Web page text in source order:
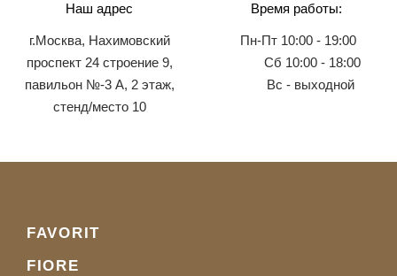
Наш адрес
г.Москва, Нахимовский
проспект 24 строение 9,
павильон №-3 А, 2 этаж,
стенд/место 10
Время работы:
Пн-Пт 10:00 - 19:00
Сб 10:00 - 18:00
Вс - выходной
FAVORIT
FIORE